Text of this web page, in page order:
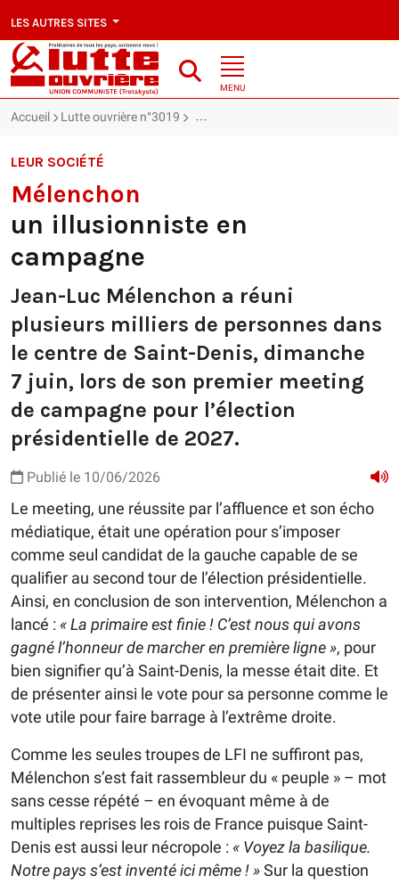
LES AUTRES SITES
MENU
Accueil Lutte ouvrière n°3019 Mélenchon : un illusionniste en
LEUR SOCIÉTÉ
Mélenchon
un illusionniste en
campagne
Jean-Luc Mélenchon a réuni
plusieurs milliers de personnes dans
le centre de Saint-Denis, dimanche
7 juin, lors de son premier meeting
de campagne pour l’élection
présidentielle de 2027.
Publié le 10/06/2026
Le meeting, une réussite par l’affluence et son écho
médiatique, était une opération pour s’imposer
comme seul candidat de la gauche capable de se
qualifier au second tour de l’élection présidentielle.
Ainsi, en conclusion de son intervention, Mélenchon a
lancé : « La primaire est finie ! C’est nous qui avons
gagné l’honneur de marcher en première ligne », pour
bien signifier qu’à Saint-Denis, la messe était dite. Et
de présenter ainsi le vote pour sa personne comme le
vote utile pour faire barrage à l’extrême droite.
Comme les seules troupes de LFI ne suffiront pas,
Mélenchon s’est fait rassembleur du « peuple » – mot
sans cesse répété – en évoquant même à de
multiples reprises les rois de France puisque Saint-
Denis est aussi leur nécropole : « Voyez la basilique.
Notre pays s’est inventé ici même ! »Sur la question